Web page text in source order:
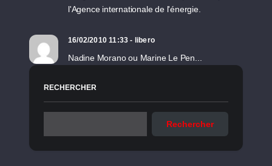
l'Agence internationale de l'énergie.
16/02/2010 11:33 - libero
Nadine Morano ou Marine Le Pen...
RECHERCHER
Rechercher